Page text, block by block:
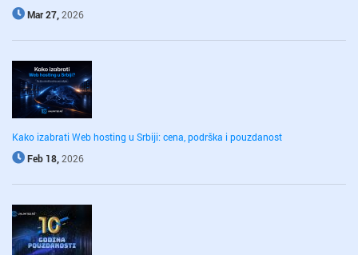
Mar 27, 2026
Kako izabrati Web hosting u Srbiji: cena, podrška i pouzdanost
Feb 18, 2026